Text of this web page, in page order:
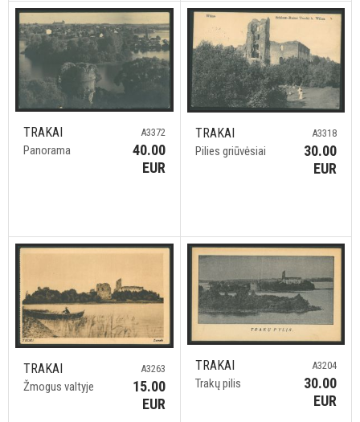
TRAKAI
Panorama
A3372
40.00
EUR
TRAKAI
Pilies griūvėsiai
A3318
30.00
EUR
TRAKAI
Žmogus valtyje
A3263
15.00
EUR
TRAKAI
Trakų pilis
A3204
30.00
EUR